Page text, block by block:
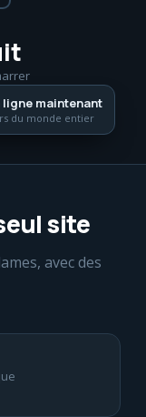
ligne maintenant
du monde entier
site
avec des